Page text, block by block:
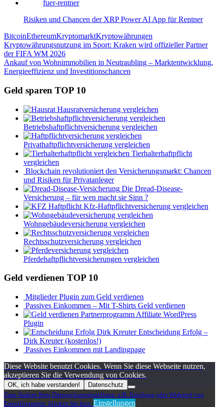
Risiken und Chancen der XRP Power AI App für Rentner
BitcoinEthereumKryptomarktKryptowährungen
Beitragsnavigation
Vorheriger
Beitrag:
Kryptowährungsnutzung im Sport: Kraken wird offizieller Partner
der FIFA WM 2026
Nächster
Beitrag:
Ankauf von Wohnimmobilien in Neutraubling – Marktentwicklung,
Energieeffizienz und Investitionschancen
Geld sparen TOP 10
Hausratversicherung vergleichen
Betriebshaftpflichtversicherung vergleichen
Privathaftpflichtversicherung vergleichen
Tierhalterhaftpflicht
vergleichen
Blockchain revolutioniert den Versicherungsmarkt: Chancen
und Risiken für Privatanleger
Die Dread-Disease-
Versicherung – für wen macht sie Sinn ?
Kfz-Haftpflichtversicherung vergleichen
Wohngebäudeversicherung vergleichen
Rechtsschutzversicherung vergleichen
Pferdehaftpflichtversicherungen vergleichen
Geld verdienen TOP 10
Mitglieder Plugin zum Geld verdienen
Passives Einkommen – Mit T-Shirts Geld verdienen
Affiliate WordPress
Plugin
Entscheidung Erfolg –
Dirk Kreuter (kostenlos!)
Passives Einkommen mit Landingpage
Diese Website benutzt Cookies. Wenn Sie diese Webseite nutzen,
akzeptieren Sie die Verwendung von Cookies.
OK, ich habe verstanden!
Datenschutz
Zum Ändern Ihrer Datenschutzeinstellung, z.B. Erteilung oder Widerruf von
Einwilligungen, klicken Sie hier: Einstellungen